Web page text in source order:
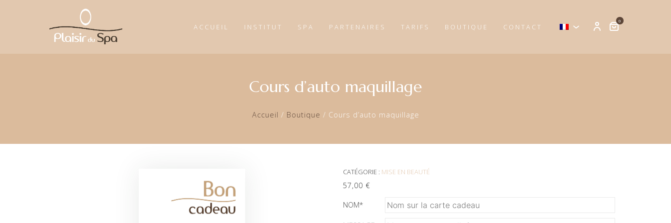
ACCUEIL INSTITUT SPA PARTENAIRES TARIFS BOUTIQUE CONTACT
0
Cours d’auto maquillage
Accueil / Boutique / Cours d’auto maquillage
CATÉGORIE : MISE EN BEAUTÉ
57,00 €
NOM*